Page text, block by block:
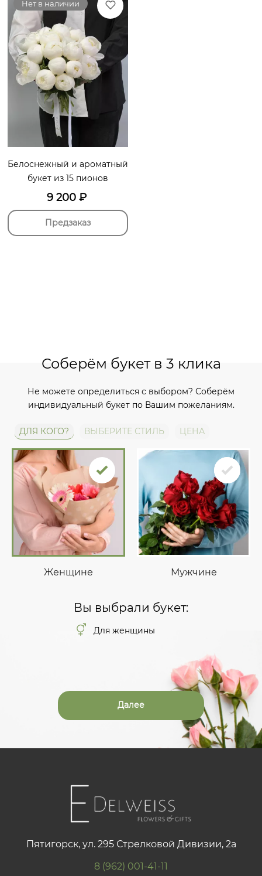
Нет в наличии
Белоснежный и ароматный
букет из 15 пионов
9 200₽
Предзаказ
Соберём букет в 3 клика
Не можете определиться с выбором? Соберём
индивидуальный букет по Вашим пожеланиям.
ДЛЯ КОГО? ВЫБЕРИТЕ СТИЛЬ ЦЕНА
Женщине Мужчине
Вы выбрали букет:
Для женщины
Далее
Пятигорск, ул. 295 Стрелковой Дивизии, 2а
8 (962) 001-41-11